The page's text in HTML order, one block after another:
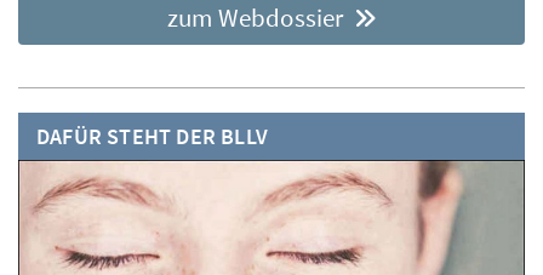
zum Webdossier
DAFÜR STEHT DER BLLV